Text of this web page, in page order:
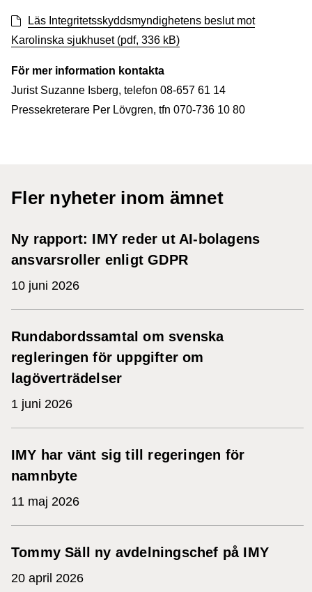
Läs Integritetsskyddsmyndighetens beslut mot
Karolinska sjukhuset (pdf, 336 kB)
För mer information kontakta
Jurist Suzanne Isberg, telefon 08-657 61 14
Pressekreterare Per Lövgren, tfn 070-736 10 80
Fler nyheter inom ämnet
Ny rapport: IMY reder ut AI-bolagens
ansvarsroller enligt GDPR
10 juni 2026
Rundabordssamtal om svenska
regleringen för uppgifter om
lagöverträdelser
1 juni 2026
IMY har vänt sig till regeringen för
namnbyte
11 maj 2026
Tommy Säll ny avdelningschef på IMY
20 april 2026